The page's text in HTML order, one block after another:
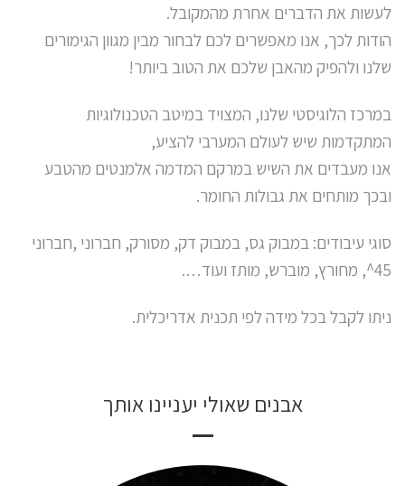
לעשות את הדברים אחרת מהמקובל.
הודות לכך, אנו מאפשרים לכם לבחור מבין מגוון הגימורים
שלנו ולהפיק מהאבן שלכם את הטוב ביותר!
במרכז הלוגיסטי שלנו, המצויד במיטב הטכנולוגיות
המתקדמות שיש לעולם המערבי להציע,
אנו מעבדים את השיש במרקם המדמה אלמנטים מהטבע
ובכך מותחים את גבולות החומר.
סוגי עיבודים: במבוק גס, במבוק דק, מסורק, חברוני ,חברוני
45^, מחורץ, מוברש, מותז ועוד….
ניתו לקבל בכל מידה לפי תכנית אדריכלית.
אבנים שאולי יעניינו אותך